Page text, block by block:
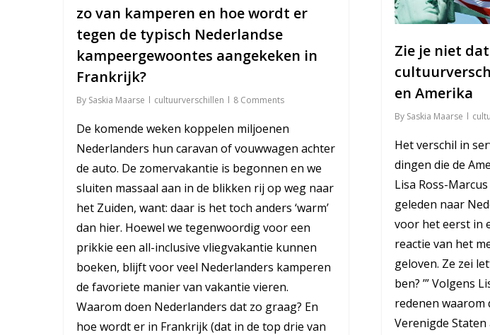
zo van kamperen en hoe wordt er
tegen de typisch Nederlandse
kampeergewoontes aangekeken in
Frankrijk?
By Saskia Maarse cultuurverschillen 8 Comments
De komende weken koppelen miljoenen
Nederlanders hun caravan of vouwwagen achter
de auto. De zomervakantie is begonnen en we
sluiten massaal aan in de blikken rij op weg naar
het Zuiden, want: daar is het toch anders ‘warm’
dan hier. Hoewel we tegenwoordig voor een
prikkie een all-inclusive vliegvakantie kunnen
boeken, blijft voor veel Nederlanders kamperen
de favoriete manier van vakantie vieren.
Waarom doen Nederlanders dat zo graag? En
hoe wordt er in Frankrijk (dat in de top drie van
Zie je niet
en Amerika
By Saskia Maarse
Het verschil in
dingen die de
Lisa Ross-
geleden naar
voor het eerst in
reactie van het
geloven. Ze zei
ben? ’” Volgens
redenen waarom
Verenigde